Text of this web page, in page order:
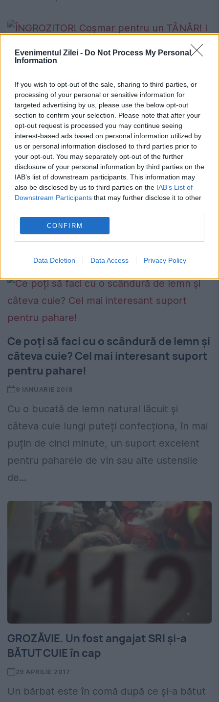
Evenimentul Zilei - Do Not Process My Personal
Information
If you wish to opt-out of the sale, sharing to third parties, or
processing of your personal or sensitive information for
targeted advertising by us, please use the below opt-out
section to confirm your selection. Please note that after your
opt-out request is processed you may continue seeing
interest-based ads based on personal information utilized by
us or personal information disclosed to third parties prior to
your opt-out. You may separately opt-out of the further
disclosure of your personal information by third parties on the
IAB’s list of downstream participants. This information may
also be disclosed by us to third parties on the IAB’s List of
Downstream Participants that may further disclose it to other
CONFIRM
Data Deletion Data Access Privacy Policy
ÎNGROZITOR! Coșmar pentru un
TÂNĂR! I s-au BĂTUT CUIE în genunchi
și a fost ARUNCAT într-un CANAL.
Atenție, IMAGINI ce vă pot AFECTA
EMOȚIONAL
4 SEPTEMBRIE 2018
Costel Nistor, un tânăr de 32 de ani din
Bârlad, care are un retard mintal de gradul
2, a fost aproape ucis din bãtaie de un
Ce poți să faci cu o scândură de lemn și
câteva cuie? Cel mai interesant suport
pentru pahare!
9 IANUARIE 2018
Cu o bucată de lemn natural lăcuit și
câteva cuie lungi puteți confecționa, în mai
puțin de cinci minute, un suport excelent
pentru paharele de vin sau alte ustensile
de...
GROZĂVIE. Un fost angajat SRI și-a
BĂTUT CUIE în cap
29 APRILIE 2017
Un bărbat este în comă după ce și-a bătut